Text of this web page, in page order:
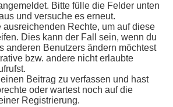
Bitte fülle die Felder unten
und versuche es erneut.
ausreichenden Rechte, um auf diese
Dies kann der Fall sein, wenn du
anderen Benutzers ändern möchtest
bzw. andere nicht erlaubte
Beitrag zu verfassen und hast
oder wartest noch auf die
Registrierung.